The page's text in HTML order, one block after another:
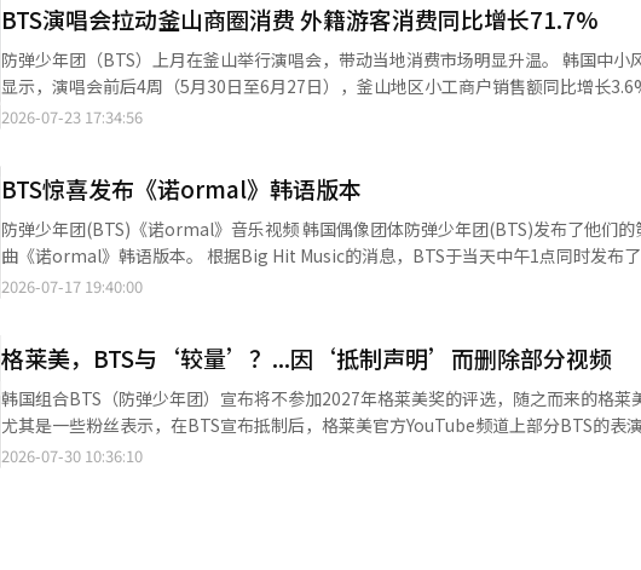
是特别之处”的理念，鼓励人们坚持自我，不必迎合外界标准。 歌曲中还借歌词表达了对西方主流音乐市场长期质疑
亚洲艺人成就的回应，其中一句“只有眼睛特别大的你们这样说”，被认为含蓄批评
乐及亚洲艺人的刻板印象。 《Aliens》此次意外登顶，不仅体现了全球粉丝对歌曲内容的认可，更是阿米对BTS“不
应以语言和地域划分音乐”这一理念的积极回应。BTS主动放弃参评格莱美而不是迎
持。 BTS在每逢重大活动节点时，全球各国阿米都会通过串流播放、数字购买等方式表达支持。去年12月，在组合即
榜”冠军。 全球大量粉丝在社交平台X上发起#WeStandWithBTS#、#Proud_of_BTS#等话题接力，声援BTS的决
定，相关话题持续升温。 韩国说唱组合EpikHigh成员Tablo、奈飞动画电影《K-POP：猎魔女团》导演玛吉·姜等
也纷纷在社交平台转发有关新闻，并配上声援表情。 此外，曾参与BTS第五张正规专辑歌曲《Aliens》和《2.0》制
作的美国知名音乐制作人Mike Will Made-It也在社交平台发文写下“BTS ALIENS”，为组合送
BTS成员在社交媒体宣布，不会向明年的格莱美奖提交作品参评。成员们在声明中委
BTS演唱会拉动釜山商圈消费 外籍游客消费同比增长71.7%
防弹少年团（BTS）上月在釜山举行演唱会，带动当地消费市场明显升温。 韩国中小风险企业部日前发布的分析结果
显示，演唱会前后4周（5月30日至6月27日），釜山地区小工商户销售额同比增长
（0.4%）和首尔（0.3%）同期水平。显示大型文化活动对地方消费具有显著带动作用。 从消费走势来看，演出前
幅位居各行业首位；美容美发行业和餐饮业分别增长6.2%和3.6%，反映出游客在餐饮
费需求明显增加。 从主要商圈来看，影岛区销售额同比增长13.7%，国际市场增长11%，西面增长8.7%，海云台增
长5%，釜山站周边增长4.2%，主要旅游商圈销售额增幅均高于釜山整体平均水平。 与此同时，外籍游客成为推动当
地消费增长的重要力量。数据显示，分析期间釜山地区外籍消费者销售额同比增长
148.1%，餐饮业增长72.3%，便利店增长71%，美容美发行业增长63.8%。按商圈来
了旅游消费和商圈活力。 中小风险企业部表示，此次分析以数据验证了大型K-POP演唱会对地方商圈、小工商户及区
域消费的经济带动作用。未来，政府将进一步整合公共与民间数据，持续完善以数据
动大型文化活动与地方经济协同发展，进一步释放文化消费对区域经济的带动效应。 6月，釜山水营区广安里海水浴
场上空举行无人机灯光秀。【图片来源 韩联社】
2026-07-23 17:34:56
BTS惊喜发布《诺ormal》韩语版本
防弹少年团(BTS)《诺ormal》音乐视频 韩国偶像团体防弹少年团(BTS)发布了他们的第五张专辑《阿里郎》中的新
曲《诺ormal》韩语版本。 根据Big Hit Music的消息，BTS于当天中午1点同时发布了《诺ormal》的显性(Explicit)
版本、清洁(Clean)版本和伴奏(Instrumental)版本。 韩语版本曾在6月举行的世界巡演釜山演出中首次向粉丝公开。
人瑞安·泰德参与的《诺ormal》是一首以平静的唱说风格表达华丽聚光灯背后的空虚
在美国Billboard主单曲榜《Hot 100》中进入第41位，并连续三周保持在榜单上。 BTS将于19日(当地时间)在美国纽
约新泽西州的体育场参加2026年国际足联北中美世界杯决赛的中场秀演出。此次演出
比伯等全球知名流行明星共同参与。※ 本报道经人工智能（AI）系统翻译与编辑。
2026-07-17 19:40:00
格莱美，BTS与‘较量’？...因‘抵制声明’而删除部分视频
韩国组合BTS（防弹少年团）宣布将不参加2027年格莱美奖的评选，随之而来的格莱
尤其是一些粉丝表示，在BTS宣布抵制后，格莱美官方YouTube频道上部分BTS的表演
过，BTS官方频道等上传的高点击率表演视频目前仍然保留。 BTS于29日通过各自的Instagram发布了相同内容的声
2026-07-30 10:36:10